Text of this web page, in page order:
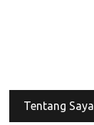
Tentang Saya